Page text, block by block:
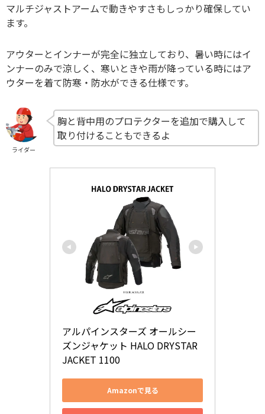
マルチジャストアームで動きやすさもしっかり確保してい
ます。
アウターとインナーが完全に独立しており、暑い時にはイ
ンナーのみで涼しく、寒いときや雨が降っている時にはア
ウターを着て防寒・防水ができる仕様です。
ライダー
胸と背中用のプロテクターを追加で購入して
取り付けることもできるよ
アルパインスターズ オールシー
ズンジャケット HALO DRYSTAR
JACKET 1100
Amazonで見る